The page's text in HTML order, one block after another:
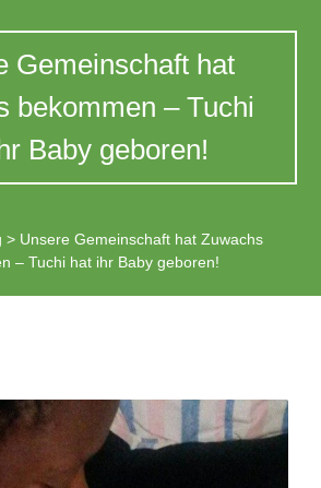
Gemeinschaft hat
bekommen – Tuchi
Baby geboren!
> Unsere Gemeinschaft hat Zuwachs
– Tuchi hat ihr Baby geboren!